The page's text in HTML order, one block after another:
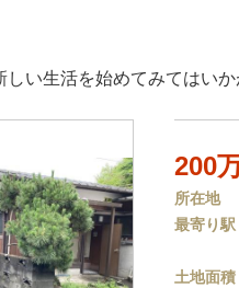
い生活を始めてみてはいか
200
所在地
最寄り駅
土地面積